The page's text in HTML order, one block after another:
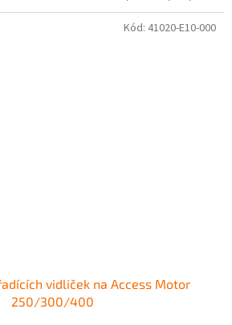
vidliček na Access Motor
250/300/400
Kód: 41020-E10-000